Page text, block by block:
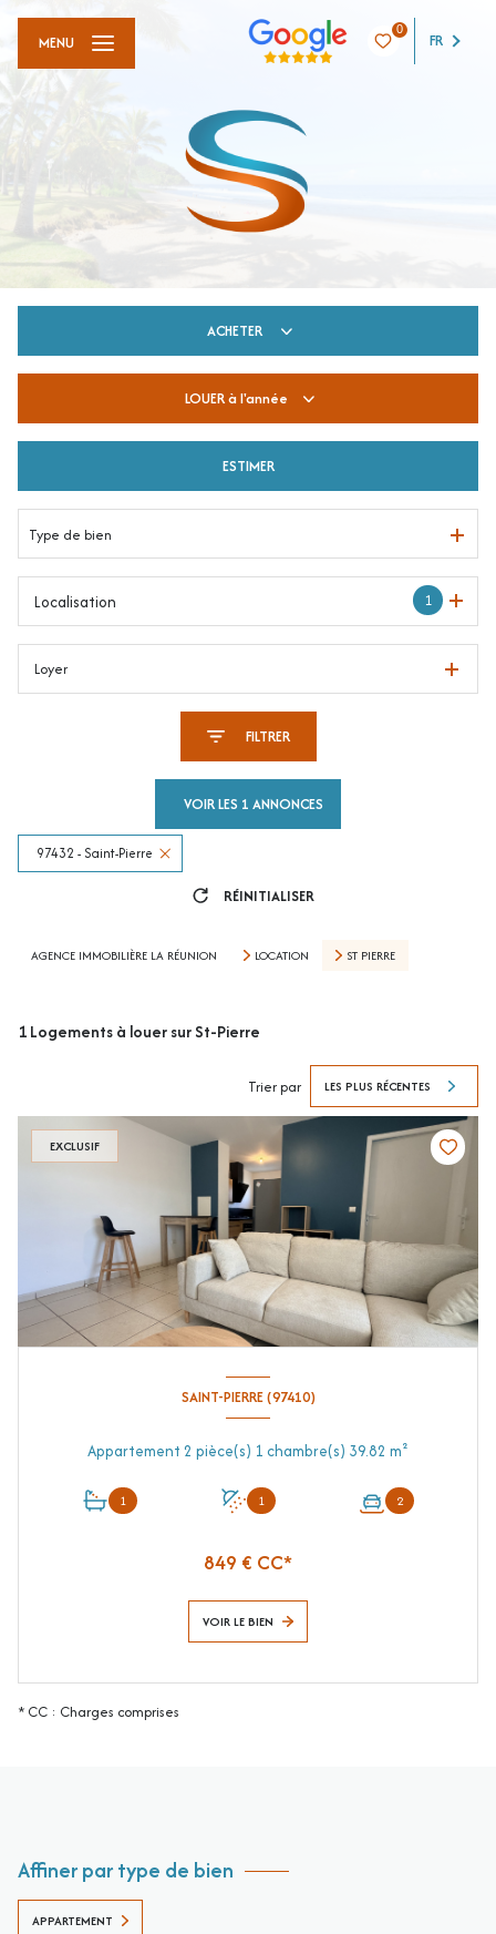
0
FR
MENU
ACHETER
LOUERà l'année
ESTIMER
Type de bien
1
Localisation
Loyer
FILTRER
VOIR LES 1 ANNONCES
97432 - Saint-Pierre
RÉINITIALISER
AGENCE IMMOBILIÈRE LA RÉUNION LOCATION ST PIERRE
1Logements à louer sur St-Pierre
Trier par LES PLUS RÉCENTES
EXCLUSIF
SAINT-PIERRE (97410)
Appartement 2 pièce(s) 1 chambre(s) 39.82 m²
1 1 2
849 € CC*
VOIR LE BIEN
* CC : Charges comprises
Affiner par type de bien
APPARTEMENT